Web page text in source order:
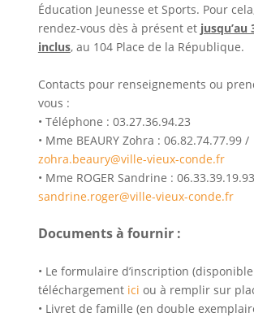
Éducation Jeunesse et Sports. Pour
rendez-vous dès à présent et jusqu’au
inclus, au 104 Place de la République.
Contacts pour renseignements ou
vous :
• Téléphone : 03.27.36.94.23
• Mme BEAURY Zohra : 06.82.74.77.99 /
zohra.beaury@ville-vieux-conde.fr
• Mme ROGER Sandrine :
sandrine.roger@ville-vieux-conde.fr
Documents à fournir :
• Le formulaire d’inscription
téléchargement ici ou à remplir sur
• Livret de famille (en double